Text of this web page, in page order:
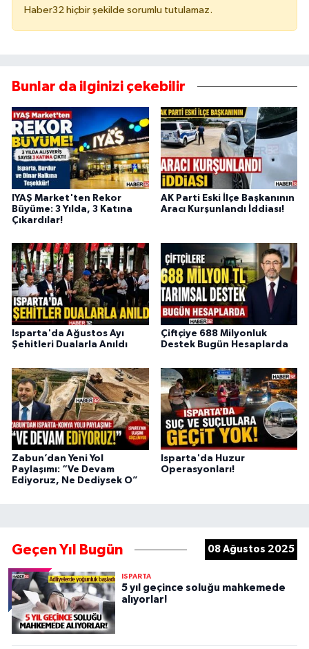
Haber32 hiçbir şekilde sorumlu tutulamaz.
Bunlar da ilginizi çekebilir
IYAŞ Market'ten Rekor
Büyüme: 3 Yılda, 3 Katına
Çıkardılar!
AK Parti Eski İlçe Başkanının
Aracı Kurşunlandı İddiası!
Isparta'da Ağustos Ayı
Şehitleri Dualarla Anıldı
Çiftçiye 688 Milyonluk
Destek Bugün Hesaplarda
Zabun’dan Yeni Yol
Paylaşımı: “Ve Devam
Ediyoruz, Ne Dediysek O”
Isparta'da Huzur
Operasyonları!
Geçen Yıl Bugün 08 Ağustos 2025
ISPARTA
5 yıl geçince soluğu mahkemede
alıyorlar!